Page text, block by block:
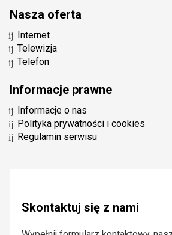
Nasza oferta
Internet
Telewizja
Telefon
Informacje prawne
Informacje o nas
Polityka prywatności i cookies
Regulamin serwisu
Skontaktuj się z nami